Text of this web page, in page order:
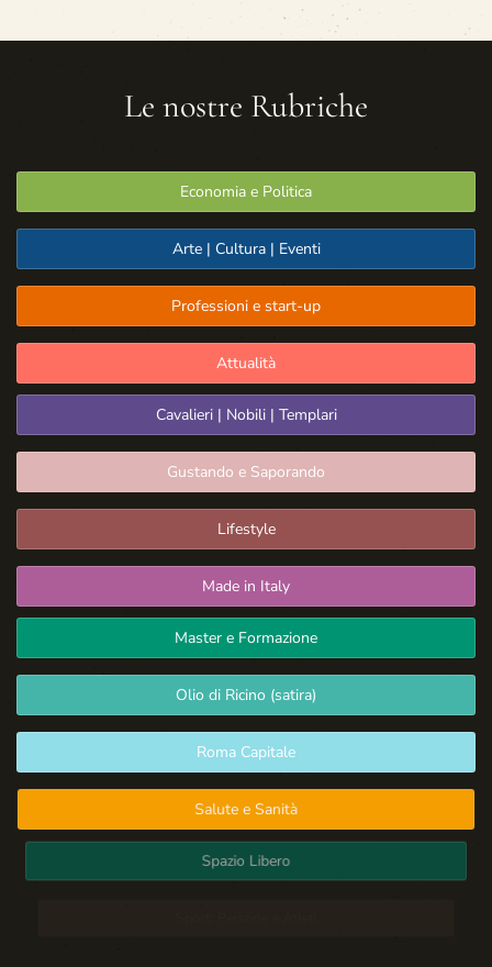
Le nostre Rubriche
Economia e Politica
Arte | Cultura | Eventi
Professioni e start-up
Attualità
Cavalieri | Nobili | Templari
Gustando e Saporando
Lifestyle
Made in Italy
Master e Formazione
Olio di Ricino (satira)
Roma Capitale
Salute e Sanità
Spazio Libero